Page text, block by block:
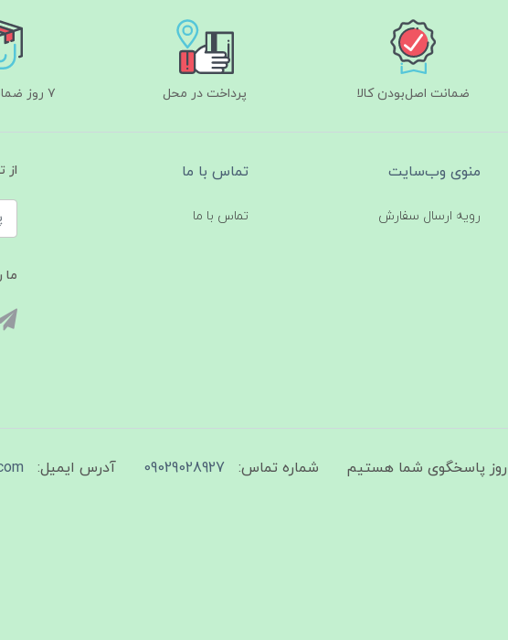
ضمانت اصل‌بودن کالا پرداخت در محل ۷ روز ضمانت بازگشت
منوی وب‌سایت
رویه ارسال سفارش
تماس با ما
تماس با ما
از
ما
شماره تماس: 09029028927 آدرس ایمیل: